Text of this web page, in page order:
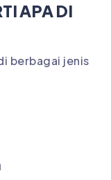
APA DI
berbagai jenis